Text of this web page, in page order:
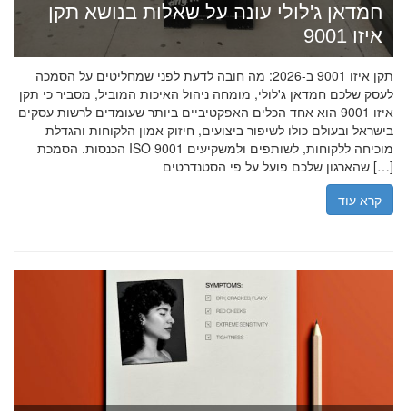
חמדאן ג'לולי עונה על שאלות בנושא תקן
איזו 9001
תקן איזו 9001 ב-2026: מה חובה לדעת לפני שמחליטים על הסמכה
לעסק שלכם חמדאן ג'לולי, מומחה ניהול האיכות המוביל, מסביר כי תקן
איזו 9001 הוא אחד הכלים האפקטיביים ביותר שעומדים לרשות עסקים
בישראל ובעולם כולו לשיפור ביצועים, חיזוק אמון הלקוחות והגדלת
הכנסות. הסמכת ISO 9001 מוכיחה ללקוחות, לשותפים ולמשקיעים
שהארגון שלכם פועל על פי הסטנדרטים […]
קרא עוד